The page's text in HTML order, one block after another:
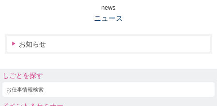
news
ニュース
お知らせ
しごとを探す
お仕事情報検索